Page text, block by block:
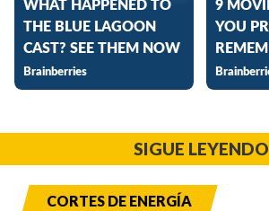
SIGUE LEYENDO
CORTES DE ENERGÍA